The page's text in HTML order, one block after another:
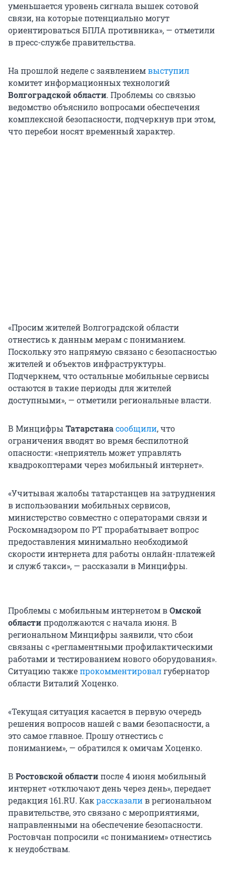
уменьшается уровень сигнала вышек сотовой
связи, на которые потенциально могут
ориентироваться БПЛА противника», — отметили
в пресс-службе правительства.
На прошлой неделе с заявлениемвыступил
комитет информационных технологий
Волгоградской области. Проблемы со связью
ведомство объяснило вопросами обеспечения
комплексной безопасности, подчеркнув при этом,
что перебои носят временный характер.
«Просим жителей Волгоградской области
отнестись к данным мерам с пониманием.
Поскольку это напрямую связано с безопасностью
жителей и объектов инфраструктуры.
Подчеркнем, что остальные мобильные сервисы
остаются в такие периоды для жителей
доступными», — отметили региональные власти.
В Минцифры Татарстанасообщили, что
ограничения вводят во время беспилотной
опасности: «неприятель может управлять
квадрокоптерами через мобильный интернет».
«Учитывая жалобы татарстанцев на затруднения
в использовании мобильных сервисов,
министерство совместно с операторами связи и
Роскомнадзором по РТ прорабатывает вопрос
предоставления минимально необходимой
скорости интернета для работы онлайн-платежей
и служб такси», — рассказали в Минцифры.
Проблемы с мобильным интернетом вОмской
областипродолжаются с начала июня. В
региональном Минцифры заявили, что сбои
связаны с «регламентными профилактическими
работами и тестированием нового оборудования».
Ситуацию такжепрокомментировалгубернатор
области Виталий Хоценко.
«Текущая ситуация касается в первую очередь
решения вопросов нашей с вами безопасности, а
это самое главное. Прошу отнестись с
пониманием», — обратился к омичам Хоценко.
В Ростовской областипосле 4 июня мобильный
интернет «отключают день через день», передает
редакция 161.RU. Какрассказалив региональном
правительстве, это связано с мероприятиями,
направленными на обеспечение безопасности.
Ростовчан попросили «с пониманием» отнестись
к неудобствам.